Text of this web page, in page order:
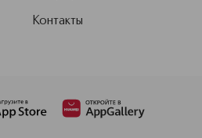
Контакты